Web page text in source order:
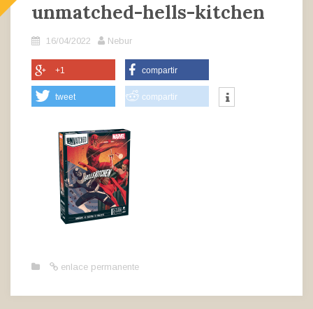
unmatched-hells-kitchen
16/04/2022 Nebur
+1 compartir
tweet compartir
enlace permanente